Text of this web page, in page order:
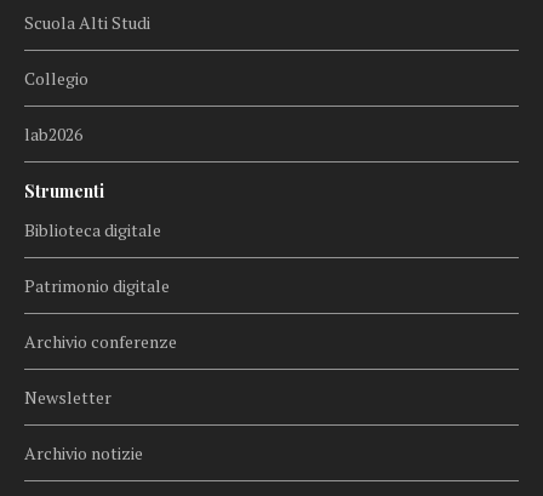
Scuola Alti Studi
Collegio
lab2026
Strumenti
Biblioteca digitale
Patrimonio digitale
Archivio conferenze
Newsletter
Archivio notizie